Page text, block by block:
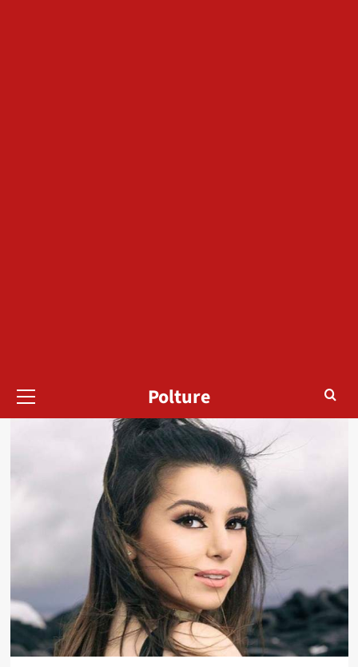
principal
Polture